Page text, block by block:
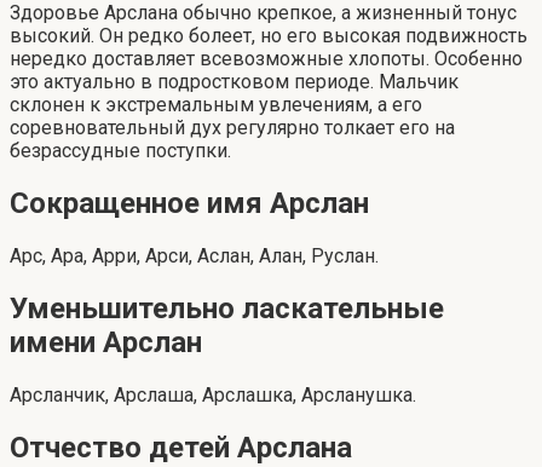
Здоровье Арслана обычно крепкое, а жизненный тонус
высокий. Он редко болеет, но его высокая подвижность
нередко доставляет всевозможные хлопоты. Особенно
это актуально в подростковом периоде. Мальчик
склонен к экстремальным увлечениям, а его
соревновательный дух регулярно толкает его на
безрассудные поступки.
Сокращенное имя Арслан
Арс, Ара, Арри, Арси, Аслан, Алан, Руслан.
Уменьшительно ласкательные
имени Арслан
Арсланчик, Арслаша, Арслашка, Арсланушка.
Отчество детей Арслана